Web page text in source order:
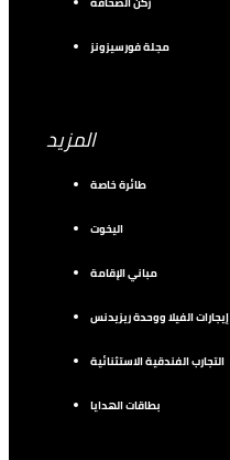
مجلة فورسيزونز
المزيد
طائرة خاصة
اليخوت
مباني الإقامة
إيجارات الفيلا ووحدة ريزيدنس
التجارب الفندقية الاستثنائية
بطاقات الهدايا